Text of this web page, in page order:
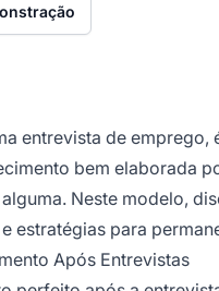
entrevista de
bem elaborada
Neste modelo,
estratégias para
Após Entrevistas